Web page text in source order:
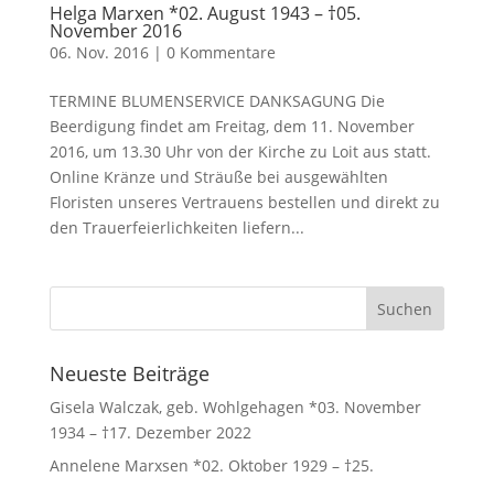
Helga Marxen *02. August 1943 – †05.
November 2016
06. Nov. 2016| 0 Kommentare
TERMINE BLUMENSERVICE DANKSAGUNG Die
Beerdigung findet am Freitag, dem 11. November
2016, um 13.30 Uhr von der Kirche zu Loit aus statt.
Online Kränze und Sträuße bei ausgewählten
Floristen unseres Vertrauens bestellen und direkt zu
den Trauerfeierlichkeiten liefern...
Neueste Beiträge
Gisela Walczak, geb. Wohlgehagen *03. November
1934 – †17. Dezember 2022
Annelene Marxsen *02. Oktober 1929 – †25.